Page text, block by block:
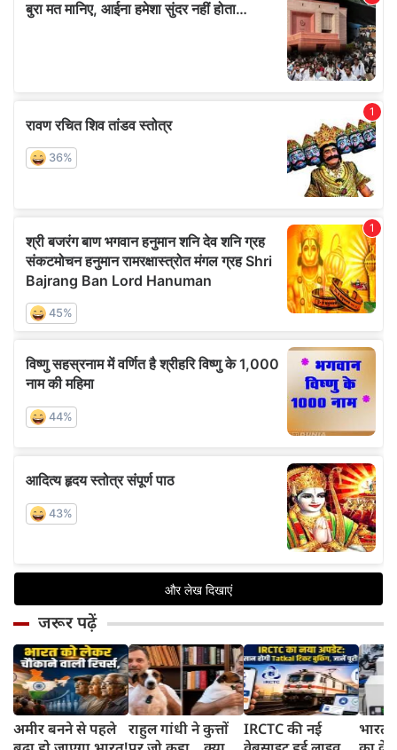
जरूर पढ़ें
अमीर बनने से पहले
राहुल गांधी ने कुत्तों
IRCTC की नई
भारत